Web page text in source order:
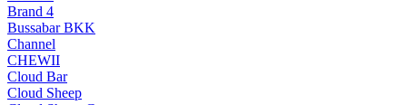
Brand 4
Bussabar BKK
Channel
CHEWII
Cloud Bar
Cloud Sheep